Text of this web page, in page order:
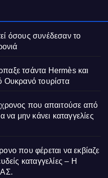
όσους συνέδεσαν το
τσάντα Hermès και
Ουκρανό τουρίστα
που απαιτούσε από
να μην κάνει καταγγελίες
που φέρεται να εκβίαζε
καταγγελίες – Η